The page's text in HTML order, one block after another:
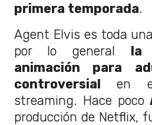
primera temporada.
Agent Elvis es toda
por lo general la
animación para
controversial en
streaming. Hace poco
producción de Netflix,